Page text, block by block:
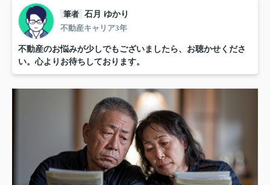
筆者 石月 ゆかり
不動産キャリア3年
不動産のお悩みが少しでもございましたら、お聴かせくださ
い。心よりお待ちしております。